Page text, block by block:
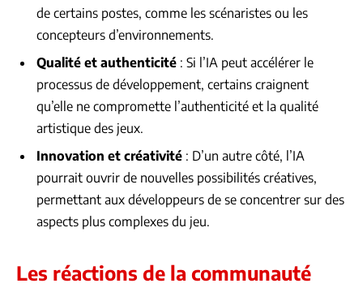
de certains postes, comme les scénaristes ou les
concepteurs d’environnements.
Qualité et authenticité : Si l’IA peut accélérer le
processus de développement, certains craignent
qu’elle ne compromette l’authenticité et la qualité
artistique des jeux.
Innovation et créativité : D’un autre côté, l’IA
pourrait ouvrir de nouvelles possibilités créatives,
permettant aux développeurs de se concentrer sur des
aspects plus complexes du jeu.
Les réactions de la communauté